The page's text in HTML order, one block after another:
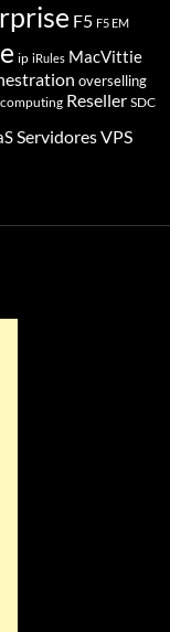
F5 F5 EM
ip iRules MacVittie
overselling
Reseller SDC
Servidores VPS